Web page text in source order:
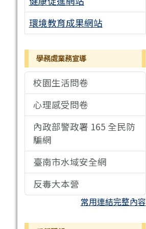
環境教育成果網站
學務處業務宣導
校園生活問卷
心理感受問卷
內政部警政署 165 全民防
騙網
臺南市水域安全網
反毒大本營
常用連結完整內容